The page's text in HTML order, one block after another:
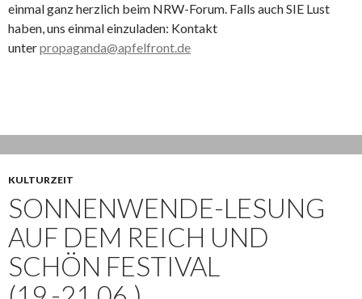
einmal ganz herzlich beim NRW-Forum. Falls auch SIE Lust
haben, uns einmal einzuladen: Kontakt
unterpropaganda@apfelfront.de
KULTURZEIT
SONNENWENDE-LESUNG
AUF DEM REICH UND
SCHÖN FESTIVAL